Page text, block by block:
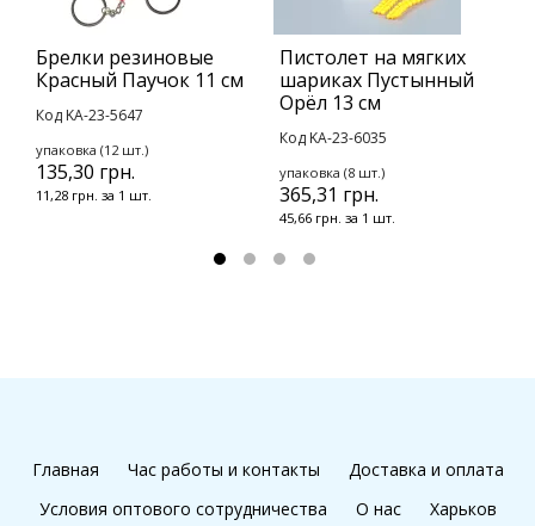
Брелки резиновые
Красный Паучок 11 см
Код KA-23-5647
упаковка (12 шт.)
135,30 грн.
11,28 грн. за 1 шт.
Пистолет на мягких
шариках Пустынный
Орёл 13 см
Код KA-23-6035
упаковка (8 шт.)
365,31 грн.
45,66 грн. за 1 шт.
Главная Час работы и контакты
Доставка и оплата
Условия оптового сотрудничества
О нас Харьков